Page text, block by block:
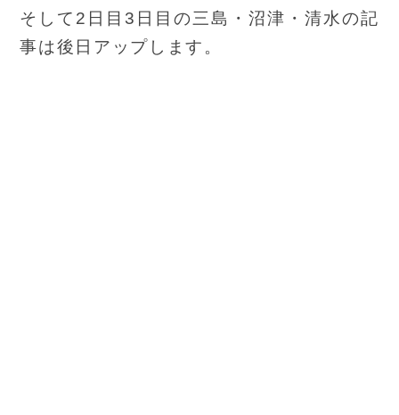
そして2日目3日目の三島・沼津・清水の記
事は後日アップします。